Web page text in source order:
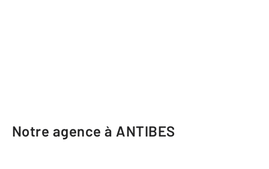
Notre agence à ANTIBES